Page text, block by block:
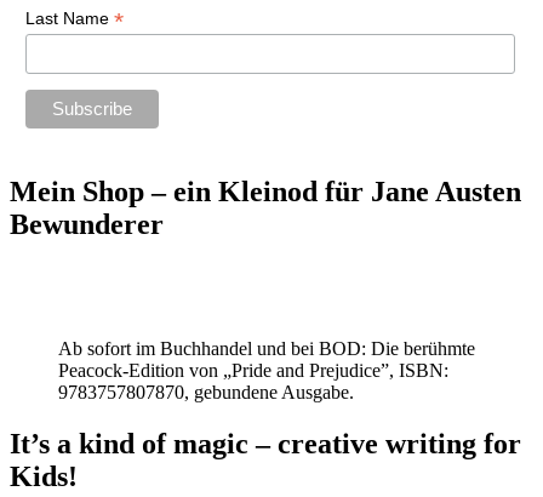
Last Name *
Mein Shop – ein Kleinod für Jane Austen
Bewunderer
Ab sofort im Buchhandel und bei BOD: Die berühmte
Peacock-Edition von „Pride and Prejudice”, ISBN:
9783757807870, gebundene Ausgabe.
It’s a kind of magic – creative writing for
Kids!